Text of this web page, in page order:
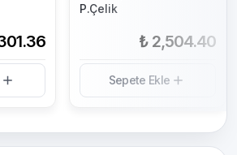
P.Çelik
₺ 2,504.40
Sepete Ekle